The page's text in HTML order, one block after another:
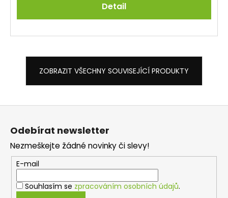
Detail
ZOBRAZIT VŠECHNY SOUVISEJÍCÍ PRODUKTY
Odebírat newsletter
Nezmeškejte žádné novinky či slevy!
E-mail
Souhlasím se zpracováním osobních údajů.